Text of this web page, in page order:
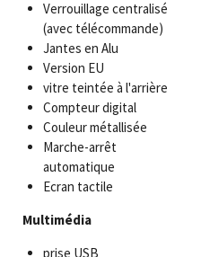
Verrouillage centralisé
(avec télécommande)
Jantes en Alu
Version EU
vitre teintée à l'arrière
Compteur digital
Couleur métallisée
Marche-arrêt
automatique
Ecran tactile
Multimédia
prise USB